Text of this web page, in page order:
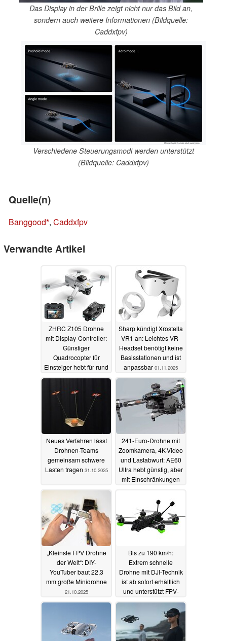
Das Display in der Brille zeigt nicht nur das Bild an,
sondern auch weitere Informationen (Bildquelle:
Caddxfpv)
Verschiedene Steuerungsmodi werden unterstützt
(Bildquelle: Caddxfpv)
Quelle(n)
Banggood , Caddxfpv
Verwandte Artikel
ZHRC Z105 Drohne
mit Display-Controller:
Günstiger
Quadrocopter für
Einsteiger hebt für rund
60 Euro ab01.11.2025
Sharp kündigt Xrostella
VR1 an: Leichtes VR-
Headset benötigt keine
Basisstationen und ist
anpassbar 01.11.2025
Neues Verfahren lässt
Drohnen-Teams
gemeinsam schwere
Lasten tragen 31.10.2025
241‑Euro-Drohne mit
Zoomkamera, 4K-Video
und Lastabwurf: AE60
Ultra hebt günstig, aber
mit Einschränkungen
„Kleinste FPV Drohne
der Welt“: DIY-
YouTuber baut 22,3
mm große Minidrohne
21.10.2025
Bis zu 190 km/h:
Extrem schnelle
Drohne mit DJI-Technik
ist ab sofort erhältlich
und unterstützt FPV-
Brillen06.10.2025